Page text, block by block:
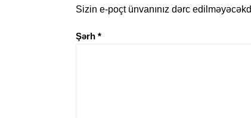
Sizin e-poçt ünvanınız dərc
Şərh *